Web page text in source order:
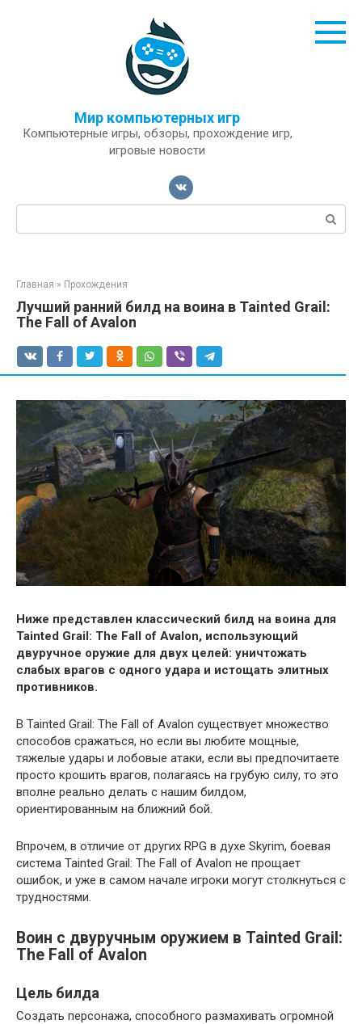
Мир компьютерных игр
Компьютерные игры, обзоры, прохождение игр,
игровые новости
Поиск:
Главная » Прохождения
Лучший ранний билд на воина в Tainted Grail:
The Fall of Avalon
Ниже представлен классический билд на воина для
Tainted Grail: The Fall of Avalon, использующий
двуручное оружие для двух целей: уничтожать
слабых врагов с одного удара и истощать элитных
противников.
В Tainted Grail: The Fall of Avalon существует множество
способов сражаться, но если вы любите мощные,
тяжелые удары и лобовые атаки, если вы предпочитаете
просто крошить врагов, полагаясь на грубую силу, то это
вполне реально делать с нашим билдом,
ориентированным на ближний бой.
Впрочем, в отличие от других RPG в духе Skyrim, боевая
система Tainted Grail: The Fall of Avalon не прощает
ошибок, и уже в самом начале игроки могут столкнуться с
трудностями.
Воин с двуручным оружием в Tainted Grail:
The Fall of Avalon
Цель билда
Создать персонажа, способного размахивать огромной